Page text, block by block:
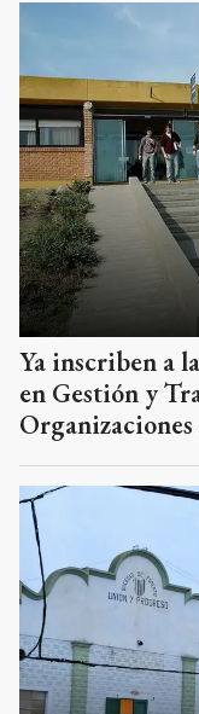
Ya inscriben a
en Gestión y
Organizaciones